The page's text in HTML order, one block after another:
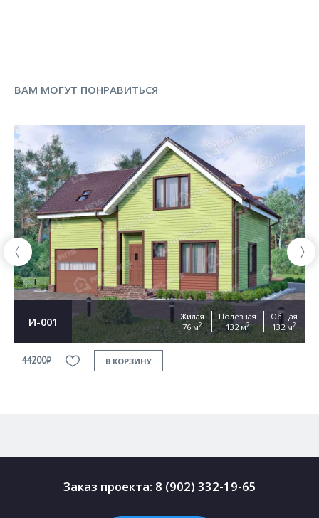
ВАМ МОГУТ ПОНРАВИТЬСЯ
И-001
Жилая
76 м2
Полезная
132 м2
Общая
132 м2
44200₽ В КОРЗИНУ
Заказ проекта: 8 (902) 332-19-65